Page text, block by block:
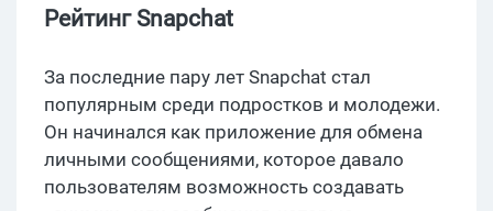
Рейтинг Snapchat
За последние пару лет Snapchat стал
популярным среди подростков и молодежи.
Он начинался как приложение для обмена
личными сообщениями, которое давало
пользователям возможность создавать